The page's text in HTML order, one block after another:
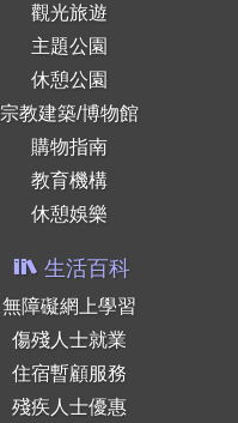
觀光旅遊
主題公園
休憩公園
宗教建築/博物館
購物指南
教育機構
休憩娛樂
生活百科
無障礙網上學習
傷殘人士就業
住宿暫顧服務
殘疾人士優惠